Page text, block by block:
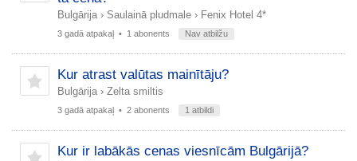
Bulgārija › Saulainā pludmale › Fenix Hotel 4*
3 gadā atpakaļ • 1 abonents Nav atbilžu
Kur atrast valūtas mainītāju?
Bulgārija › Zelta smiltis
3 gadā atpakaļ • 2 abonents 1 atbildi
Kur ir labākās cenas viesnīcām Bulgārijā?